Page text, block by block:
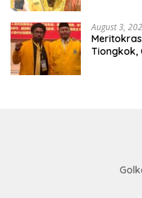
August 3,
Tiongkok,